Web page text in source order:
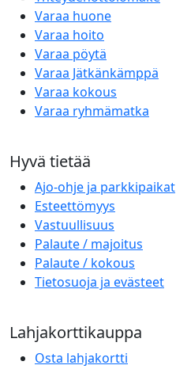
Varaa huone
Varaa hoito
Varaa pöytä
Varaa Jätkänkämppä
Varaa kokous
Varaa ryhmämatka
Hyvä tietää
Ajo-ohje ja parkkipaikat
Esteettömyys
Vastuullisuus
Palaute / majoitus
Palaute / kokous
Tietosuoja ja evästeet
Lahjakorttikauppa
Osta lahjakortti